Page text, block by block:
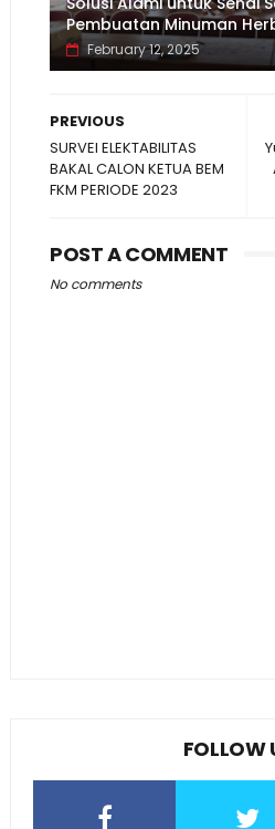
Pembuatan Minuman
February 12, 2025
PREVIOUS
SURVEI ELEKTABILITAS
BAKAL CALON KETUA BEM
FKM PERIODE 2023
POST A COMMENT
No comments
FOLLOW